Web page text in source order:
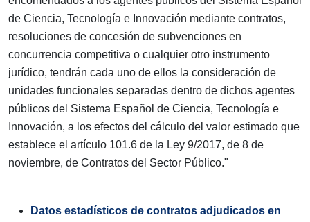
de Ciencia, Tecnología e Innovación mediante contratos,
resoluciones de concesión de subvenciones en
concurrencia competitiva o cualquier otro instrumento
jurídico, tendrán cada uno de ellos la consideración de
unidades funcionales separadas dentro de dichos agentes
públicos del Sistema Español de Ciencia, Tecnología e
Innovación, a los efectos del cálculo del valor estimado que
establece el artículo 101.6 de la Ley 9/2017, de 8 de
noviembre, de Contratos del Sector Público."
Datos estadísticos de contratos adjudicados en